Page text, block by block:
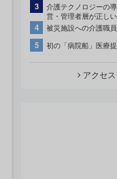
3
介護テクノロジーの
営・管理者層が正し
4 被災施設への介護職
5 初の「病院船」医療
アクセ